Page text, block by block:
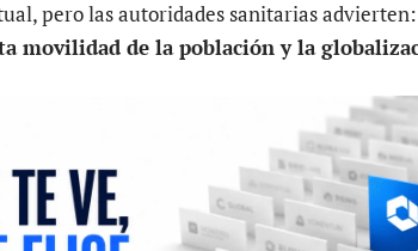
pero las autoridades sanitarias advierten:
movilidad de la población y la